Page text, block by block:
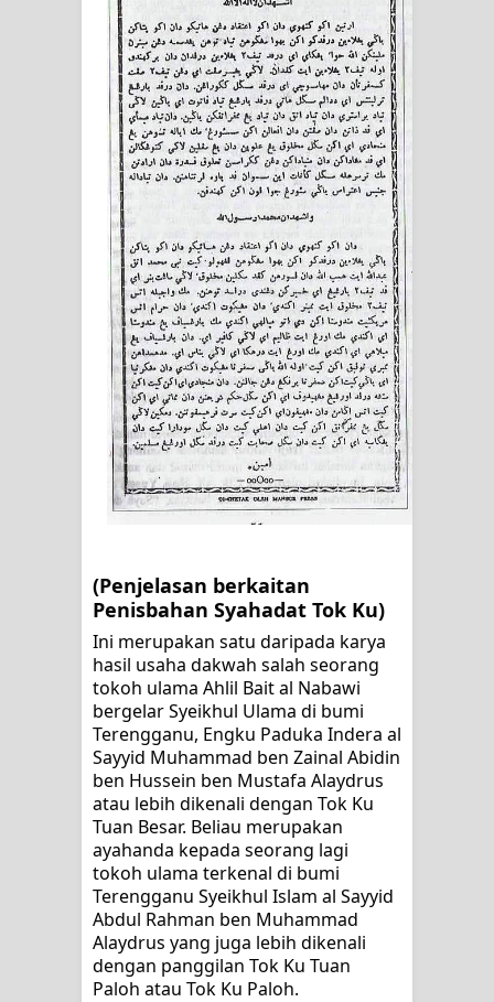
Wusul kepada Allah
Hati dan dua sayap
MUKASYAFAH MENURUT AHL AL-
SUNNAH WAL JAMA'AH: BUKAN
SEKADAR MELIHAT, TETAPI
MENGENAL DIRI
SYARAHAN TINGKAT TINGGI
TASAWWUF*
Syahadat… tapi belum benar-benar
menyaksikan.
KISAH WALI SUFI, YANG BACAAN
FASIH. TAPI SINGA PUN TUNDUK
PADANYA
SHAYKH TAREKAT ATAU TUKANG
SIHIR? JANGAN MUDAH
TERPESONA, JANGAN JUGA
MUDAH MENGHUKUM
DI TANGAN MURSYID, CINTA
MENEMUKAN JALAN PULANG
RAWATAN TAREKAT: APABILA
(Penjelasan berkaitan
Penisbahan Syahadat Tok Ku)
Ini merupakan satu daripada karya
hasil usaha dakwah salah seorang
tokoh ulama Ahlil Bait al Nabawi
bergelar Syeikhul Ulama di bumi
Terengganu, Engku Paduka Indera al
Sayyid Muhammad ben Zainal Abidin
ben Hussein ben Mustafa Alaydrus
atau lebih dikenali dengan Tok Ku
Tuan Besar. Beliau merupakan
ayahanda kepada seorang lagi
tokoh ulama terkenal di bumi
Terengganu Syeikhul Islam al Sayyid
Abdul Rahman ben Muhammad
Alaydrus yang juga lebih dikenali
dengan panggilan Tok Ku Tuan
Paloh atau Tok Ku Paloh.